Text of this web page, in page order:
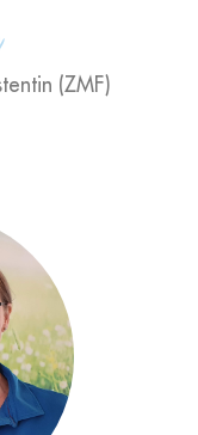
(ZMF)
ist, die